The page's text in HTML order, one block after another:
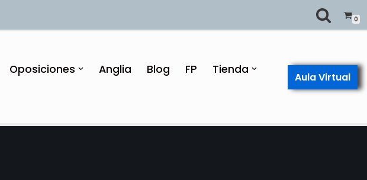
0
Oposiciones Anglia Blog FP
Tienda
Aula Virtual